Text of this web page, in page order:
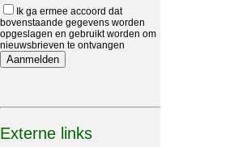
Ik ga ermee accoord dat
bovenstaande gegevens worden
opgeslagen en gebruikt worden om
nieuwsbrieven te ontvangen
Externe links